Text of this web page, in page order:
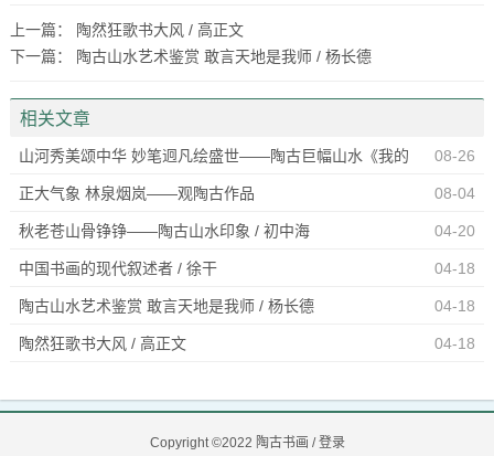
上一篇：
陶然狂歌书大风 / 高正文
下一篇：
陶古山水艺术鉴赏 敢言天地是我师 / 杨长德
相关文章
08-26
山河秀美颂中华 妙笔迥凡绘盛世——陶古巨幅山水《我的
祖国》解读 08-04
正大气象 林泉烟岚——观陶古作品
04-20
秋老苍山骨铮铮——陶古山水印象 / 初中海
04-18
中国书画的现代叙述者 / 徐干
04-18
陶古山水艺术鉴赏 敢言天地是我师 / 杨长德
04-18
陶然狂歌书大风 / 高正文
Copyright ©2022 陶古书画 /登录